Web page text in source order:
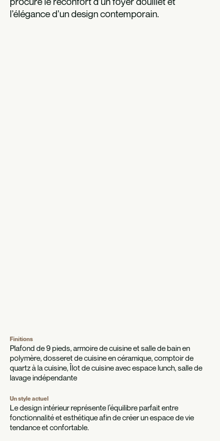
l’élégance d’un design contemporain.
Finitions
Plafond de 9 pieds, armoire de cuisine et salle de bain en
polymère, dosseret de cuisine en céramique, comptoir de
quartz à la cuisine, Îlot de cuisine avec espace lunch, salle de
lavage indépendante
Un style actuel
Le design intérieur représente l’équilibre parfait entre
fonctionnalité et esthétique afin de créer un espace de vie
tendance et confortable.